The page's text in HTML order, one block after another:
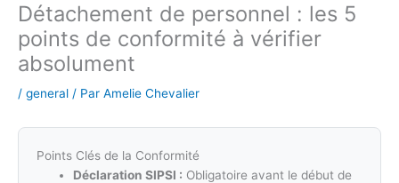
Détachement de personnel : les 5
points de conformité à vérifier
absolument
/ general / Par Amelie Chevalier
Points Clés de la Conformité
Déclaration SIPSI : Obligatoire avant le début de